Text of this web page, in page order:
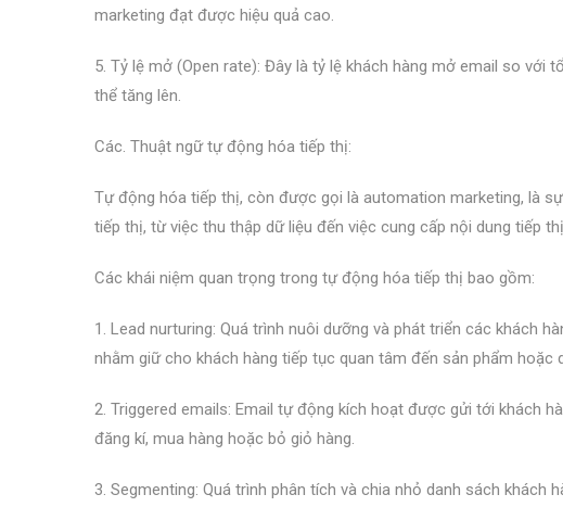
marketing đạt được hiệu quả cao.
5. Tỷ lệ mở (Open rate): Đây là tỷ lệ khách hàng mở email so
thể tăng lên.
Các. Thuật ngữ tự động hóa tiếp thị:
Tự động hóa tiếp thị, còn được gọi là automation marketing, là
tiếp thị, từ việc thu thập dữ liệu đến việc cung cấp nội dung tiếp
Các khái niệm quan trọng trong tự động hóa tiếp thị bao gồm:
1. Lead nurturing: Quá trình nuôi dưỡng và phát triển các khách
nhằm giữ cho khách hàng tiếp tục quan tâm đến sản phẩm hoặc
2. Triggered emails: Email tự động kích hoạt được gửi tới khách
đăng kí, mua hàng hoặc bỏ giỏ hàng.
3. Segmenting: Quá trình phân tích và chia nhỏ danh sách